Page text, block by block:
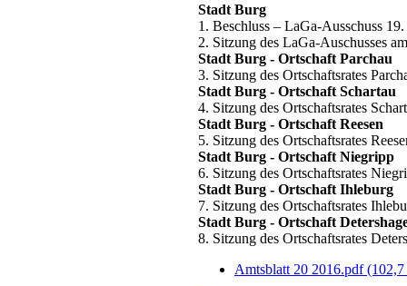
Stadt Burg
1. Beschluss – LaGa-Ausschuss
2. Sitzung des LaGa-Auschusses
Stadt Burg - Ortschaft Parchau
3. Sitzung des Ortschaftsrates
Stadt Burg - Ortschaft Schartau
4. Sitzung des Ortschaftsrates
Stadt Burg - Ortschaft Reesen
5. Sitzung des Ortschaftsrates
Stadt Burg - Ortschaft Niegripp
6. Sitzung des Ortschaftsrates
Stadt Burg - Ortschaft Ihleburg
7. Sitzung des Ortschaftsrates
Stadt Burg - Ortschaft
8. Sitzung des Ortschaftsrates
Amtsblatt 20 2016.pdf